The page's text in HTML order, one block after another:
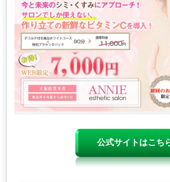
公式サイトはこち